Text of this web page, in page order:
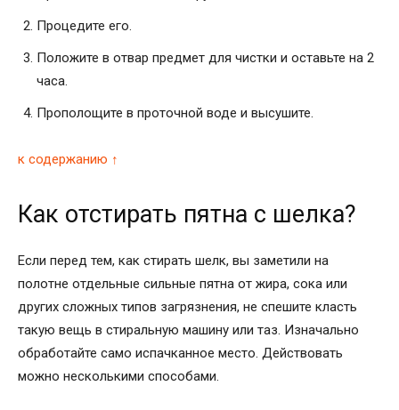
Процедите его.
Положите в отвар предмет для чистки и оставьте на 2
часа.
Прополощите в проточной воде и высушите.
к содержанию ↑
Как отстирать пятна с шелка?
Если перед тем, как стирать шелк, вы заметили на
полотне отдельные сильные пятна от жира, сока или
других сложных типов загрязнения, не спешите класть
такую вещь в стиральную машину или таз. Изначально
обработайте само испачканное место. Действовать
можно несколькими способами.